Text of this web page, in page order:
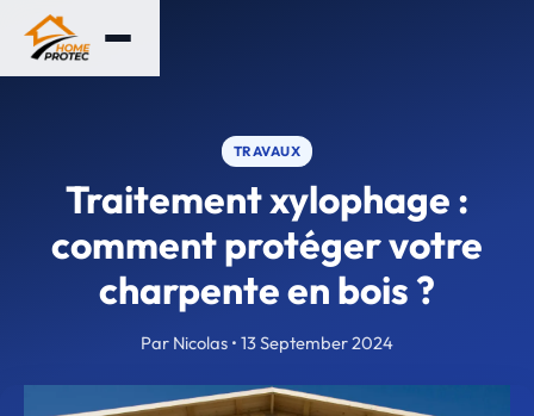
TRAVAUX
Traitement xylophage :
comment protéger votre
charpente en bois ?
Par Nicolas • 13 September 2024